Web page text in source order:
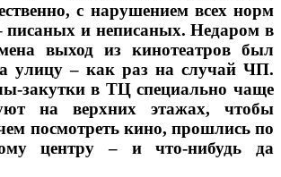
с нарушением всех норм
писаных и неписаных. Недаром в
выход из кинотеатров был
улицу – как раз на случай ЧП.
закутки в ТЦ специально чаще
на верхних этажах, чтобы
посмотреть кино, прошлись по
центру – и что-нибудь да